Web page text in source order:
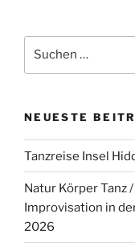
nach:
NEUESTE
Tanzreise Insel
Natur Körper Tanz
Improvisation in
2026